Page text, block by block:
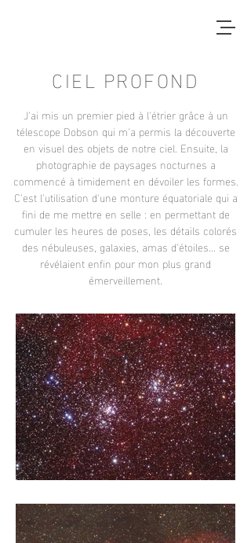
CIEL PROFOND
J'ai mis un premier pied à l'étrier grâce à un
télescope Dobson qui m'a permis la découverte
en visuel des objets de notre ciel. Ensuite, la
photographie de paysages nocturnes a
commencé à timidement en dévoiler les formes.
C'est l'utilisation d'une monture équatoriale qui a
fini de me mettre en selle : en permettant de
cumuler les heures de poses, les détails colorés
des nébuleuses, galaxies, amas d'étoiles... se
révélaient enfin pour mon plus grand
émerveillement.